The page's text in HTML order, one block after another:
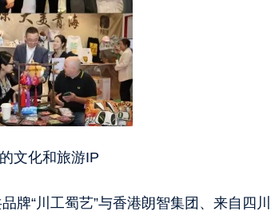
文化和旅游IP
牌“川工蜀艺”与香港朗智集团、来自四川